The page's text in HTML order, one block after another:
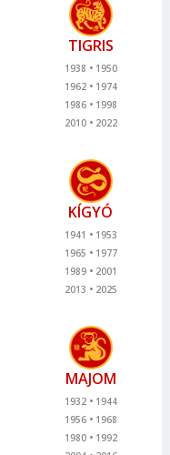
TIGRIS
1938
1950
1962
1974
1986
1998
2010
2022
KÍGYÓ
1941
1953
1965
1977
1989
2001
2013
2025
MAJOM
1932
1944
1956
1968
1980
1992